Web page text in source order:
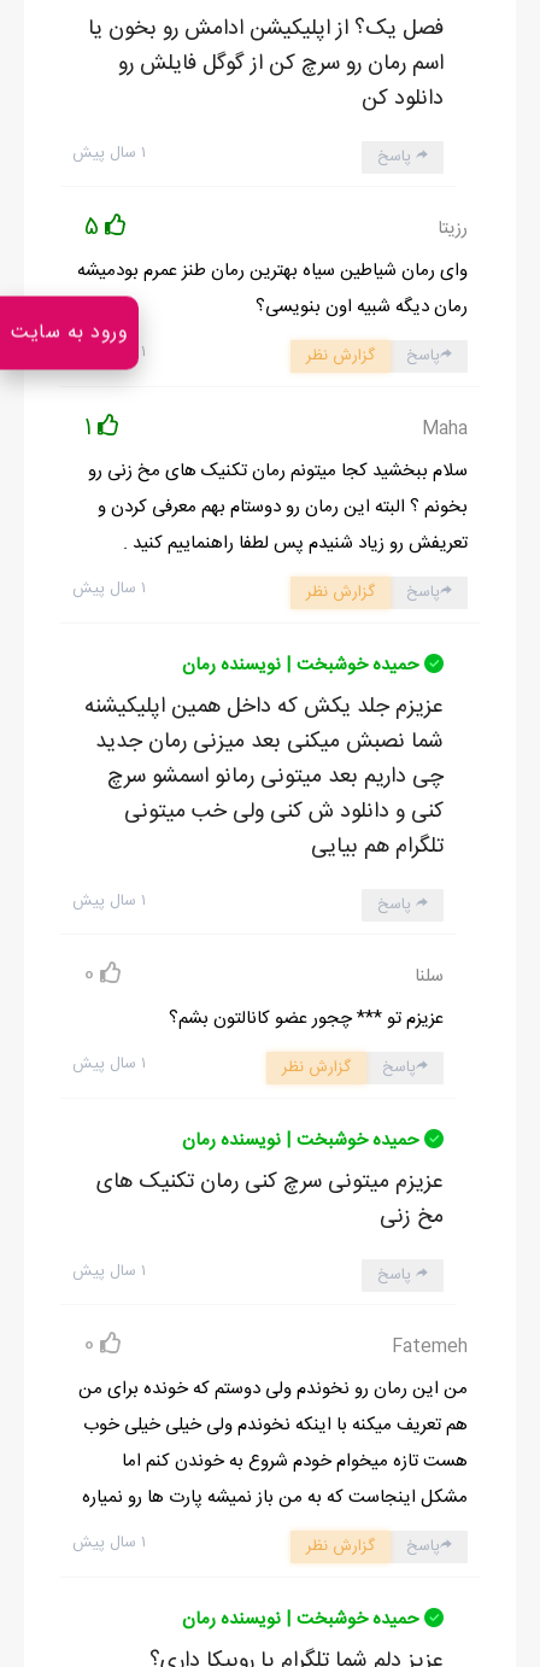
فصل یک؟ از اپلیکیشن ادامش رو بخون یا
اسم رمان رو سرچ کن از گوگل فایلش رو
دانلود کن
۱ سال پیش پاسخ
رزیتا 5
وای رمان شیاطین سیاه بهترین رمان طنز عمرم بودمیشه
رمان دیگه شبیه اون بنویسی؟
۱ سال پیش پاسخ گزارش نظر
Maha
1
سلام ببخشید کجا میتونم رمان تکنیک های مخ زنی رو
بخونم ؟ البته این رمان رو دوستام بهم معرفی کردن و
تعریفش رو زیاد شنیدم پس لطفا راهنماییم کنید .
۱ سال پیش پاسخ گزارش نظر
حمیده خوشبخت | نویسنده رمان
عزیزم جلد یکش که داخل همین اپلیکیشنه
شما نصبش میکنی بعد میزنی رمان جدید
چی داریم بعد میتونی رمانو اسمشو سرچ
کنی و دانلود ش کنی ولی خب میتونی
تلگرام هم بیایی
۱ سال پیش پاسخ
سلنا 0
عزیزم تو *** چجور عضو کانالتون بشم؟
۱ سال پیش پاسخ گزارش نظر
حمیده خوشبخت | نویسنده رمان
عزیزم میتونی سرچ کنی رمان تکنیک های
مخ زنی
۱ سال پیش پاسخ
Fatemeh
0
من این رمان رو نخوندم ولی دوستم که خونده برای من
هم تعریف میکنه با اینکه نخوندم ولی خیلی خیلی خوب
هست تازه میخوام خودم شروع به خوندن کنم اما
مشکل اینجاست که به من باز نمیشه پارت ها رو نمیاره
۱ سال پیش پاسخ گزارش نظر
حمیده خوشبخت | نویسنده رمان
ورود به سایت